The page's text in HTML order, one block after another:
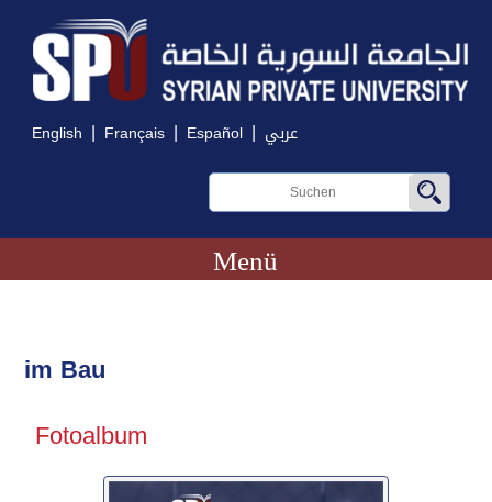
English | Français | Español | عربي
Menü
im Bau
Fotoalbum